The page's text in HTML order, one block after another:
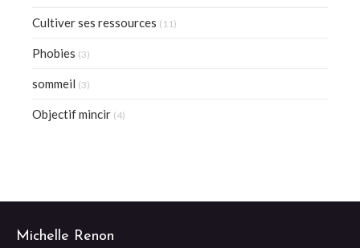
Cultiver ses ressources (11)
Phobies (3)
sommeil (3)
Objectif mincir (4)
Michelle Renon